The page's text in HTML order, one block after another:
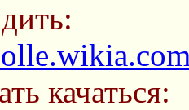
качаться: